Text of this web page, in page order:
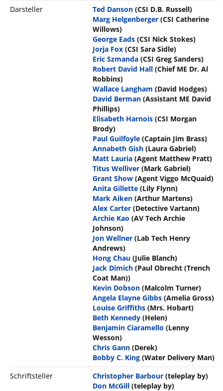
Darsteller
Ted Danson (CSI D.B. Russell)
Marg Helgenberger (CSI Catherine
Willows)
George Eads (CSI Nick Stokes)
Jorja Fox (CSI Sara Sidle)
Eric Szmanda (CSI Greg Sanders)
Robert David Hall (Chief ME Dr. Al
Robbins)
Wallace Langham (David Hodges)
David Berman (Assistant ME David
Phillips)
Elisabeth Harnois (CSI Morgan
Brody)
Paul Guilfoyle (Captain Jim Brass)
Annabeth Gish (Laura Gabriel)
Matt Lauria (Agent Matthew Pratt)
Titus Welliver (Mark Gabriel)
Grant Show (Agent Viggo McQuaid)
Anita Gillette (Lily Flynn)
Mark Aiken (Arthur Martens)
Alex Carter (Detective Vartann)
Archie Kao (AV Tech Archie
Johnson)
Jon Wellner (Lab Tech Henry
Andrews)
Hong Chau (Julie Blanch)
Jack Dimich (Paul Obrecht (Trench
Coat Man))
Kevin Dobson (Malcolm Turner)
Angela Elayne Gibbs (Amelia Gross)
Louise Griffiths (Mrs. Hobart)
Beth Kennedy (Helen)
Benjamin Ciaramello (Lenny
Wesson)
Chris Gann (Derek)
Bobby C. King (Water Delivery Man)
Schriftsteller
Christopher Barbour (teleplay by)
Don McGill (teleplay by)